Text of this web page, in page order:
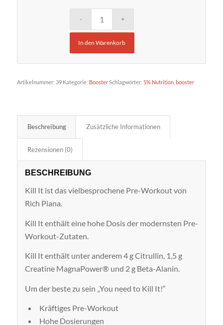
In den Warenkorb
Artikelnummer: 39 Kategorie: BoosterSchlagwörter: 5% Nutrition, booster
Beschreibung Zusätzliche Informationen
Rezensionen (0)
BESCHREIBUNG
Kill It ist das vielbesprochene Pre-Workout von
Rich Piana.
Kill It enthält eine hohe Dosis der modernsten Pre-
Workout-Zutaten.
Kill It enthält unter anderem 4 g Citrullin, 1,5 g
Creatine MagnaPower® und 2 g Beta-Alanin.
Um der beste zu sein „You need to Kill It!“
Kräftiges Pre-Workout
Hohe Dosierungen